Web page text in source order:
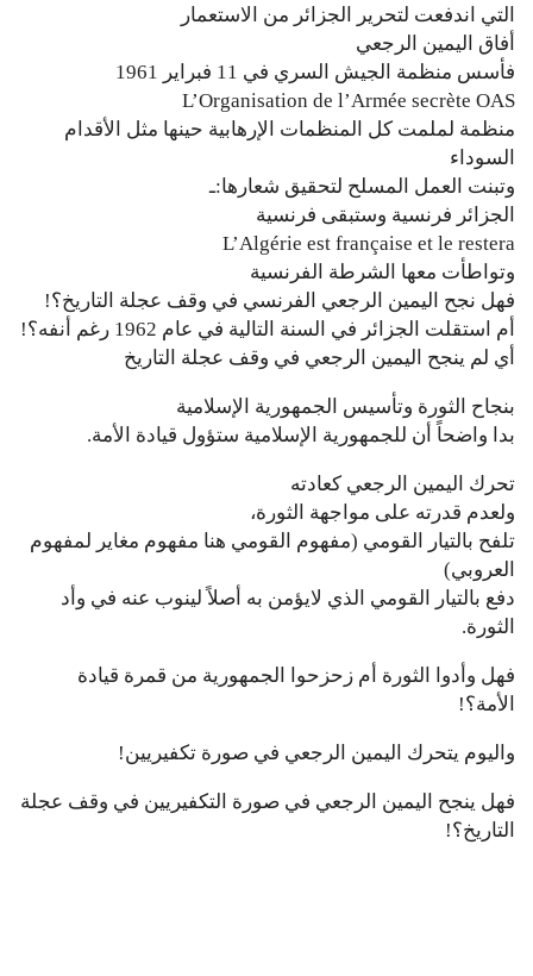
التي اندفعت لتحرير الجزائر من الاستعمار
أفاق اليمين الرجعي
فأسس منظمة الجيش السري في 11 فبراير 1961
L’Organisation de l’Armée secrète OAS
منظمة لملمت كل المنظمات الإرهابية حينها مثل الأقدام
السوداء
وتبنت العمل المسلح لتحقيق شعارها:ـ
الجزائر فرنسية وستبقى فرنسية
L’Algérie est française et le restera
وتواطأت معها الشرطة الفرنسية
فهل نجح اليمين الرجعي الفرنسي في وقف عجلة التاريخ؟!
أم استقلت الجزائر في السنة التالية في عام 1962 رغم أنفه؟!
أي لم ينجح اليمين الرجعي في وقف عجلة التاريخ
بنجاح الثورة وتأسيس الجمهورية الإسلامية
بدا واضحاً أن للجمهورية الإسلامية ستؤول قيادة الأمة.
تحرك اليمين الرجعي كعادته
ولعدم قدرته على مواجهة الثورة،
تلفح بالتيار القومي (مفهوم القومي هنا مفهوم مغاير لمفهوم
العروبي)
دفع بالتيار القومي الذي لايؤمن به أصلاً لينوب عنه في وأد
الثورة.
فهل وأدوا الثورة أم زحزحوا الجمهورية من قمرة قيادة
الأمة؟!
واليوم يتحرك اليمين الرجعي في صورة تكفيريين!
فهل ينجح اليمين الرجعي في صورة التكفيريين في وقف عجلة
التاريخ؟!